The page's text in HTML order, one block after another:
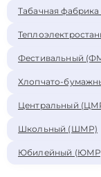
Табачная фабрика
Фестивальный
Хлопчато-
Центральный
Школьный (ШМР)
Юбилейный